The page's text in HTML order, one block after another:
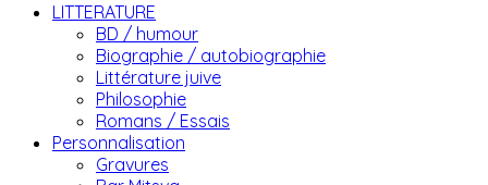
LITTERATURE
BD / humour
Biographie / autobiographie
Littérature juive
Philosophie
Romans / Essais
Personnalisation
Gravures